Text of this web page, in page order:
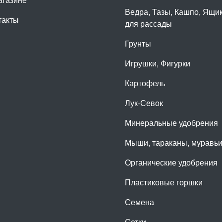
Ведра, Тазы, Кашпо,
для рассады
Грунты
Игрушки, Фигурки
Картофель
Лук-Севок
Минеральные удобрения
Мыши, тараканы, муравьи
Органические удобрения
Пластиковые горшки
Семена